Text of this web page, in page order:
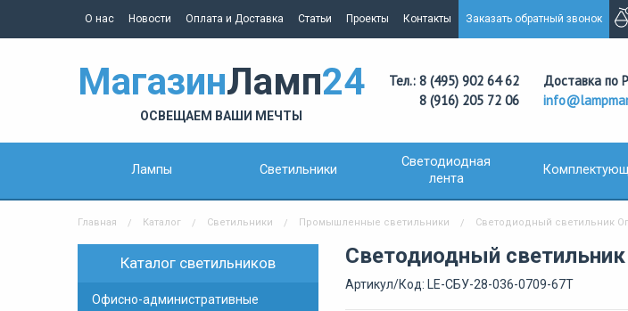
О нас Новости Оплата и Доставка Статьи Проекты Контакты Заказать обратный звонок
МагазинЛамп24
ОСВЕЩАЕМ ВАШИ МЕЧТЫ
Тел.: 8 (495) 902 64 62
8 (916) 205 72 06
Доставка по
Лампы Светильники
Светодиодная
лента
Главная Каталог Светильники Промышленные светильники Светодиодный светильник
Каталог светильников
Офисно-административные
Светодиодный
Артикул/Код: LE-СБУ-28-036-0709-67Т